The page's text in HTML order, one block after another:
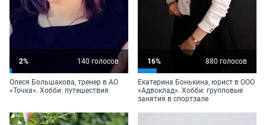
2% 140 голосов
Олеся Большакова, тренер в АО
«Точка». Хобби: путешествия
16% 880 голосов
Екатерина Бонькина, юрист в ООО
«Адвоклад». Хобби: групповые
занятия в спортзале